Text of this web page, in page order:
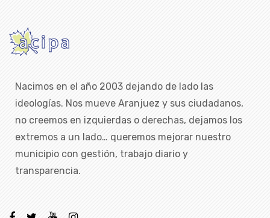
Nacimos en el año 2003 dejando de lado las
ideologías. Nos mueve Aranjuez y sus ciudadanos,
no creemos en izquierdas o derechas, dejamos los
extremos a un lado… queremos mejorar nuestro
municipio con gestión, trabajo diario y
transparencia.